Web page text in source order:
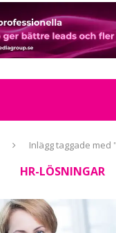
Inlägg taggade med
HR-LÖSNINGAR